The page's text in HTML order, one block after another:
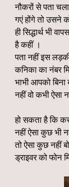
नौकरों से पता
गएं होंगे तो उसने
ही सिद्धार्थ भी
है कहीं ।
पता नहीं इस
कनिका का नंबर
भाभी आपको बिना
नहीं वो कभी ऐसा
हो सकता है कि
नहीं ऐसा कुछ भी
तो ऐसा कुछ नहीं
ड्राइवर को फोन